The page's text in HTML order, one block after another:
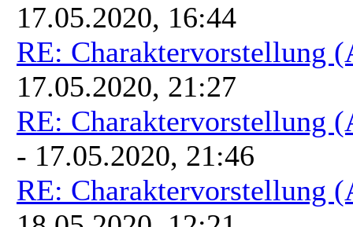
17.05.2020, 16:44
RE: Charaktervorstellung
17.05.2020, 21:27
RE: Charaktervorstellung
- 17.05.2020, 21:46
RE: Charaktervorstellung